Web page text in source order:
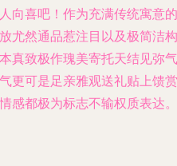
向喜吧！作为充满传统寓意的
尤然通品惹注目以及极简洁构
真致极作瑰美寄托天结见弥气
更可是足亲雅观送礼贴上馈赏
感都极为标志不输权质表达。